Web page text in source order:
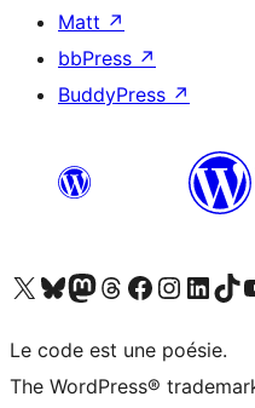
Matt ↗
bbPress ↗
BuddyPress ↗
Visitez notre compte X (précédemment Twitter)
Visiter notre compte Bluesky
Visiter notre compte Mastodon
Visiter notre compte Threads
Consulter notre compte
Consulter notre
Consulter notre
Visiter notre
Le code est une poésie.
The WordPress®